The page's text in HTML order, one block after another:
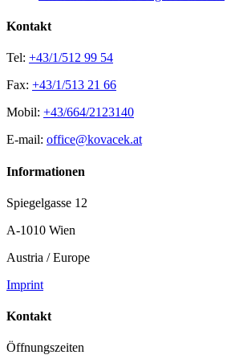
Kontakt
Tel: +43/1/512 99 54
Fax: +43/1/513 21 66
Mobil: +43/664/2123140
E-mail: office@kovacek.at
Informationen
Spiegelgasse 12
A-1010 Wien
Austria / Europe
Imprint
Kontakt
Öffnungszeiten